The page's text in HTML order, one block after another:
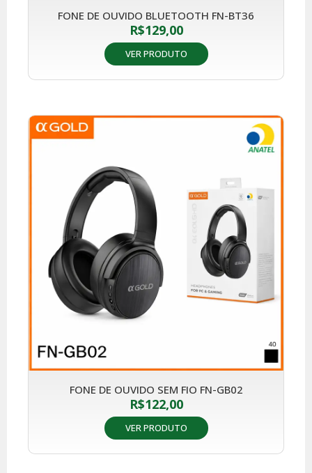
FONE DE OUVIDO BLUETOOTH FN-BT36
R$129,00
VER PRODUTO
FONE DE OUVIDO SEM FIO FN-GB02
R$122,00
VER PRODUTO